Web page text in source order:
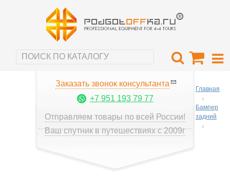
Заказать звонок консультанта
+7 951 193 79 77
Отправляем товары по всей России!
Ваш спутник в путешествиях с 2009г
Главная
Бампер
задний